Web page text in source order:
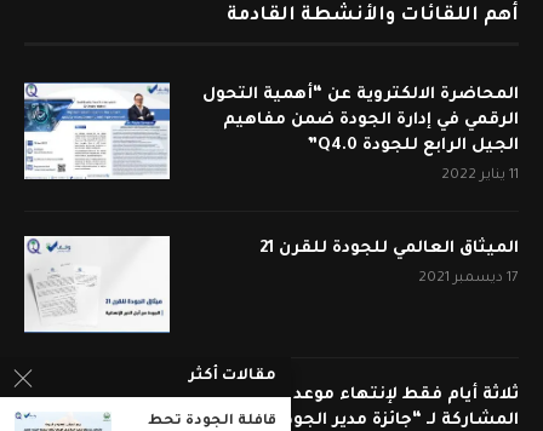
أهم اللقائات والأنشطة القادمة
المحاضرة الالكتروية عن “أهمية التحول
الرقمي في إدارة الجودة ضمن مفاهيم
الجيل الرابع للجودة Q4.0”
11 يناير 2022
الميثاق العالمي للجودة للقرن 21
17 ديسمبر 2021
ثلاثة أيام فقط لإنتهاء موعد قبول
المشاركة لـ “جائزة مدير الجودة المتميز
مقالات أكثر
قافلة الجودة تحط